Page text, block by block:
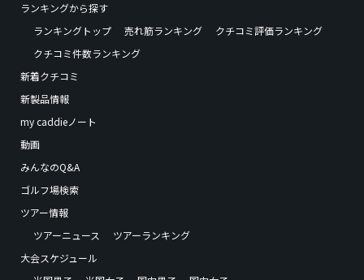
ランキングから探す
ランキングトップ
売れ筋ランキング
クチコミ評価ランキング
クチコミ件数ランキング
新着クチコミ
新製品情報
my caddieノート
動画
みんなのQ&A
ゴルフ場検索
ツアー情報
ツアーニュース
ツアーランキング
大会スケジュール